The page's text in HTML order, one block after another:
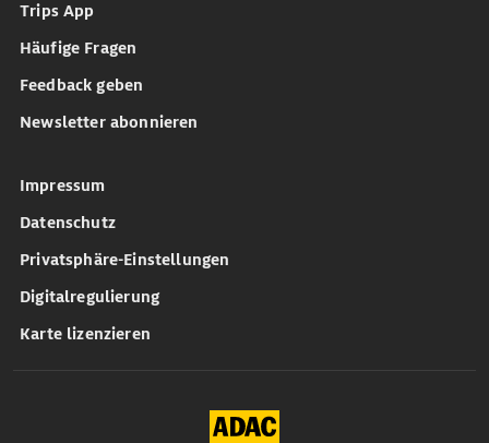
Trips App
Häufige Fragen
Feedback geben
Newsletter abonnieren
Impressum
Datenschutz
Privatsphäre-Einstellungen
Digitalregulierung
Karte lizenzieren